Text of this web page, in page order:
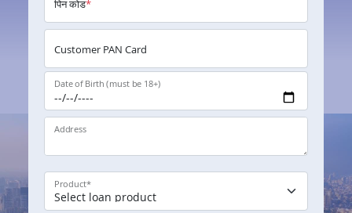
पिन कोड*
Customer PAN Card
Date of Birth (must be 18+)
Address
Product*